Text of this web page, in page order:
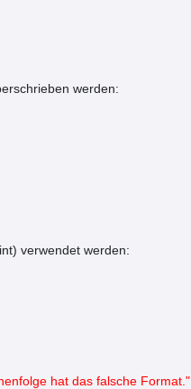
werden:
verwendet werden:
hat das falsche Format."